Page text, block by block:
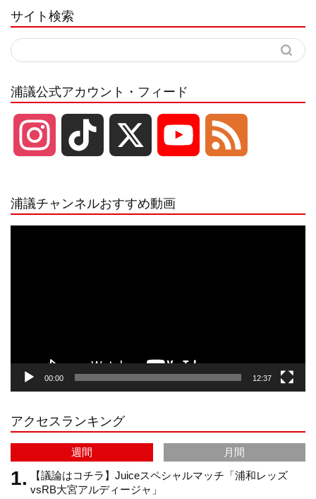
サイト検索
浦議公式アカウント・フィード
r
a
m
e
C
h
浦議チャンネルおすすめ動画
00:00 12:37
アクセスランキング
週間
月間
【議論はコチラ】Juiceスペシャルマッチ「浦和レッズ
vsRB大宮アルディージャ」